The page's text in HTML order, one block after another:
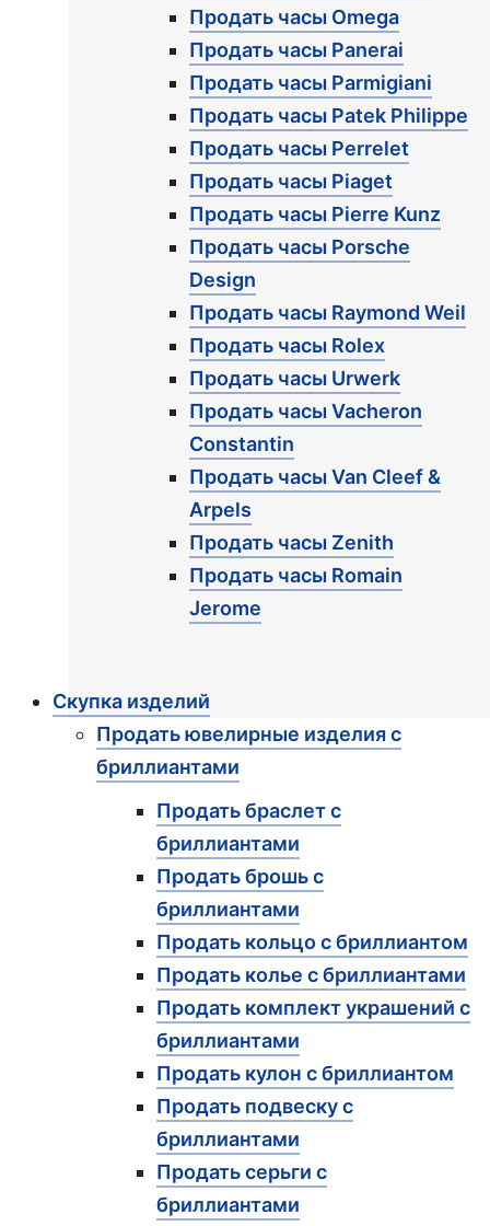
Продать часы Omega
Продать часы Panerai
Продать часы Parmigiani
Продать часы Patek Philippe
Продать часы Perrelet
Продать часы Piaget
Продать часы Pierre Kunz
Продать часы Porsche
Design
Продать часы Raymond Weil
Продать часы Rolex
Продать часы Urwerk
Продать часы Vacheron
Constantin
Продать часы Van Cleef &
Arpels
Продать часы Zenith
Продать часы Romain
Jerome
Скупка изделий
Продать ювелирные изделия с
бриллиантами
Продать браслет с
бриллиантами
Продать брошь с
бриллиантами
Продать кольцо с бриллиантом
Продать колье с бриллиантами
Продать комплект украшений с
бриллиантами
Продать кулон с бриллиантом
Продать подвеску с
бриллиантами
Продать серьги с
бриллиантами